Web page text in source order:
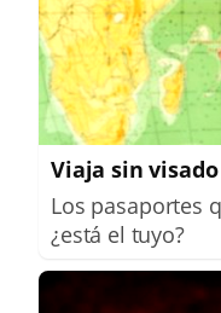
Viaja sin visado
Los pasaportes
¿está el tuyo?